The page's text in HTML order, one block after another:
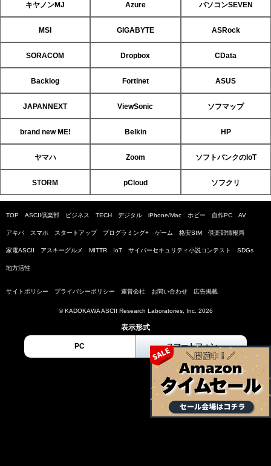
キヤノンMJ Azure パソコンSEVEN
MSI GIGABYTE ASRock
SORACOM Dropbox CData
Backlog Fortinet ASUS
JAPANNEXT ViewSonic ソフマップ
brand new ME! Belkin HP
ヤマハ Zoom ソフトバンクのIoT
STORM pCloud ソフクリ
TOP ASCII倶楽部 ビジネス TECH デジタル iPhone/Mac ホビー 自作PC AV
アキバ スマホ スタートアップ プログラミング+ ゲーム 格安SIM 倶楽部情報局
家電ASCII アスキーグルメ MITTR IoT サイバーセキュリティ小説コンテスト SDGs
地方活性
サイトポリシー プライバシーポリシー 運営会社 お問い合わせ 広告掲載
© KADOKAWA ASCII Research Laboratories, Inc. 2026
表示形式
PC スマートフォン